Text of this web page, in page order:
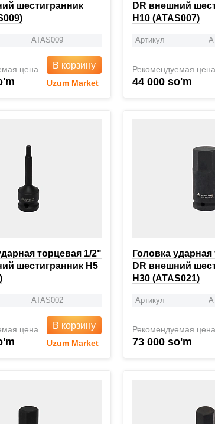
шестигранник
ATAS009
цена В корзину
Uzum Market
DR внешний
H10 (ATAS007)
Артикул
Рекомендуемая цена
44 000 so'm
торцевая 1/2"
шестигранник H5
ATAS002
цена В корзину
Uzum Market
Головка
DR внешний
H30 (ATAS021)
Артикул
Рекомендуемая цена
73 000 so'm